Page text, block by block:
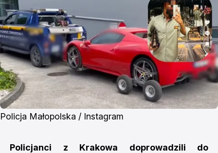
Policja Małopolska / Instagram
Policjanci z Krakowa doprowadzili do